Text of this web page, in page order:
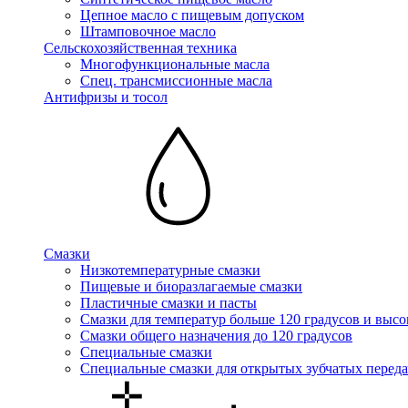
Цепное масло с пищевым допуском
Штамповочное масло
Сельскохозяйственная техника
Многофункциональные масла
Спец. трансмиссионные масла
Антифризы и тосол
Смазки
Низкотемпературные смазки
Пищевые и биоразлагаемые смазки
Пластичные смазки и пасты
Смазки для температур больше 120 градусов и
Смазки общего назначения до 120 градусов
Специальные смазки
Специальные смазки для открытых зубчатых